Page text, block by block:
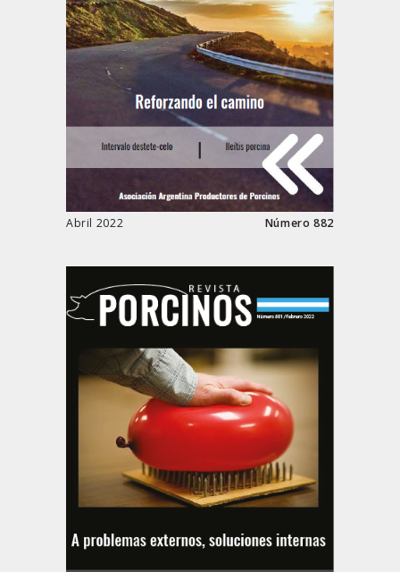
Abril 2022 Número 882